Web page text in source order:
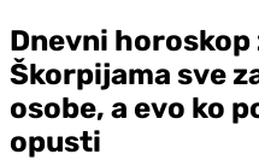
Dnevni horoskop
Škorpijama sve
osobe, a evo ko
opusti